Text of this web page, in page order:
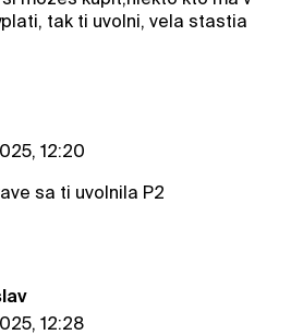
tak ti uvolni, vela stastia
12:20
sa ti uvolnila P2
12:28